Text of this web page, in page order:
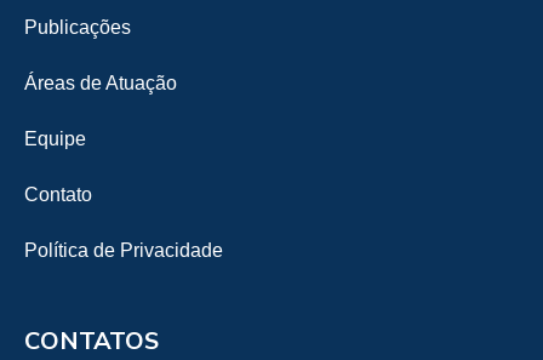
Publicações
Áreas de Atuação
Equipe
Contato
Política de Privacidade
CONTATOS